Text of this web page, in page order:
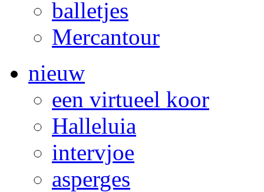
balletjes
Mercantour
nieuw
een virtueel koor
Halleluia
intervjoe
asperges